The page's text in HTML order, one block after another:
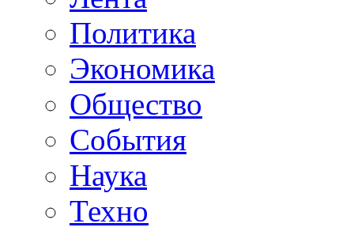
Политика
Экономика
Общество
События
Наука
Техно